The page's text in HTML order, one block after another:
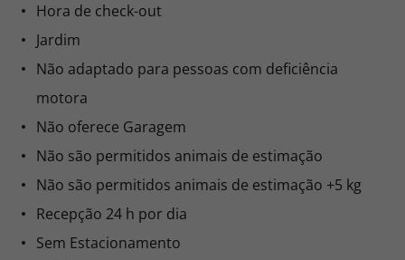
Hora de check-out
Jardim
Não adaptado para pessoas com deficiência
motora
Não oferece Garagem
Não são permitidos animais de estimação
Não são permitidos animais de estimação +5 kg
Recepção 24 h por dia
Sem Estacionamento